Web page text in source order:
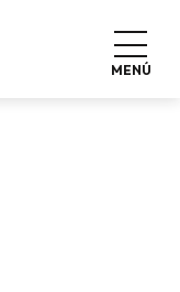
MENÚ